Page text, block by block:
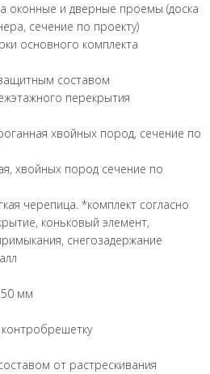
оконные и дверные проемы (доска
сечение по проекту)
основного комплекта
составом
перекрытия
хвойных пород, сечение по
хвойных пород сечение по
черепица. *комплект согласно
коньковый элемент,
снегозадержание
мм
от растрескивания